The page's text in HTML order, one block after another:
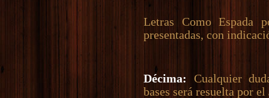
Letras Como Espada
presentadas, con
Décima: Cualquier
bases será resuelta por